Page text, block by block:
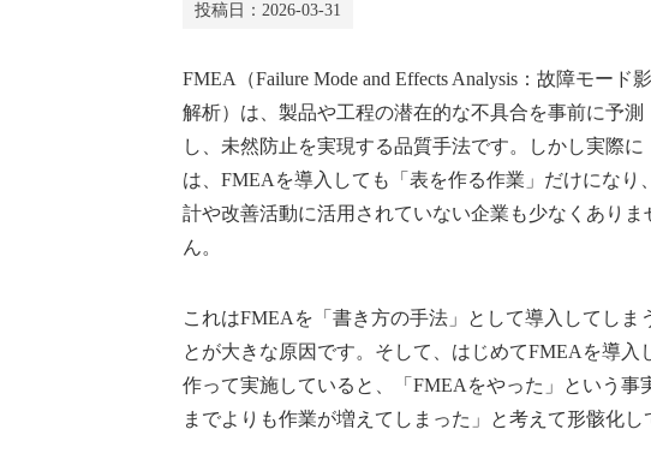
投稿日： 2026-03-31
FMEA（Failure Mode and Effects Analysis：故障モード
解析）は、製品や工程の潜在的な不具合を事前に予測
し、未然防止を実現する品質手法です。しかし実際に
は、FMEAを導入しても「表を作る作業」だけになり
計や改善活動に活用されていない企業も少なくありま
ん。
これはFMEAを「書き方の手法」として導入してしま
とが大きな原因です。そして、はじめてFMEAを導
作って実施していると、「FMEAをやった」という
までよりも作業が増えてしまった」と考えて形骸化し